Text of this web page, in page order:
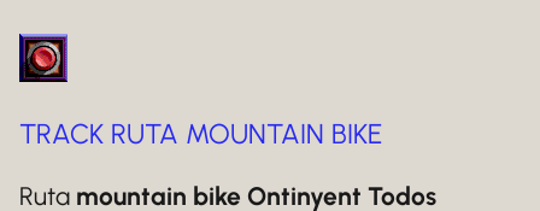
TRACK RUTA MOUNTAIN BIKE
Ruta mountain bike Ontinyent Todos